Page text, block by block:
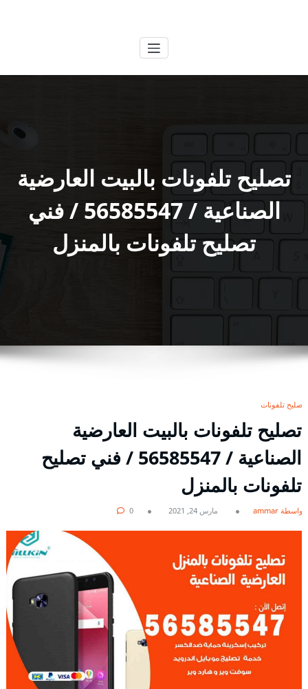
تصليح تلفونات بالبيت العارضية
الصناعية / 56585547 / فني
تصليح تلفونات بالمنزل
تصليح تلفونات
تصليح تلفونات بالبيت العارضية
الصناعية / 56585547 / فني تصليح
تلفونات بالمنزل
بواسطة ammar مارس 24, 2021 0